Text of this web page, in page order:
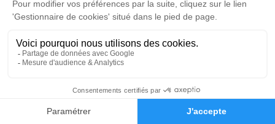
Faire-part Hommages
Je rends hommage
Cérémonie
paroisse de Louhans Eglise
71580 Beaurepaire en Bresse